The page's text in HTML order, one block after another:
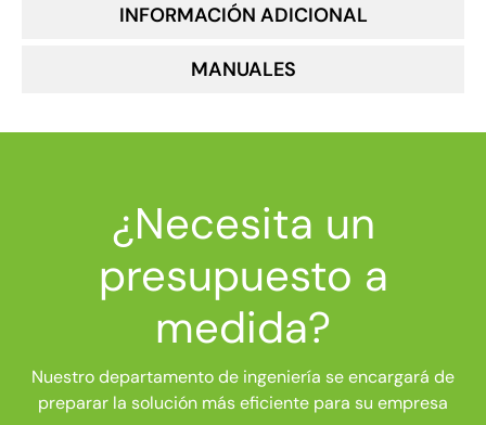
INFORMACIÓN ADICIONAL
MANUALES
¿Necesita un
presupuesto a
medida?
Nuestro departamento de ingeniería se encargará de
preparar la solución más eficiente para su empresa